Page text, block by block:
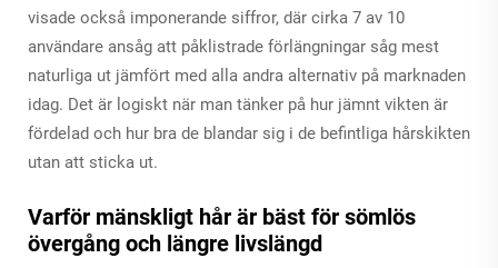
visade också imponerande siffror, där cirka 7 av 10
användare ansåg att påklistrade förlängningar såg mest
naturliga ut jämfört med alla andra alternativ på marknaden
idag. Det är logiskt när man tänker på hur jämnt vikten är
fördelad och hur bra de blandar sig i de befintliga hårskikten
utan att sticka ut.
Varför mänskligt hår är bäst för sömlös
övergång och längre livslängd